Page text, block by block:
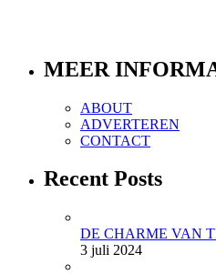
MEER
ABOUT
ADVERTEREN
CONTACT
Recent Posts
DE CHARME VAN
3 juli 2024